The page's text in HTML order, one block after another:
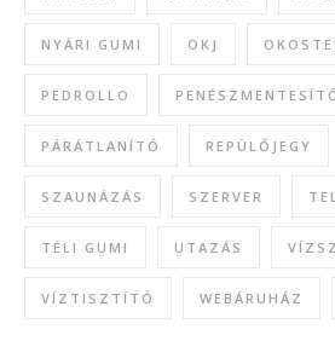
NYÁRI GUMI OKJ
PEDROLLO
PÁRÁTLANÍTÓ REPÜLŐJEGY
SZAUNÁZÁS SZERVER
TÉLI GUMI UTAZÁS
VÍZTISZTÍTÓ WEBÁRUHÁZ